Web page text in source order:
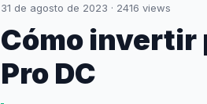
31 de agosto de 2023 · 2416 views
Cómo invertir
Pro DC